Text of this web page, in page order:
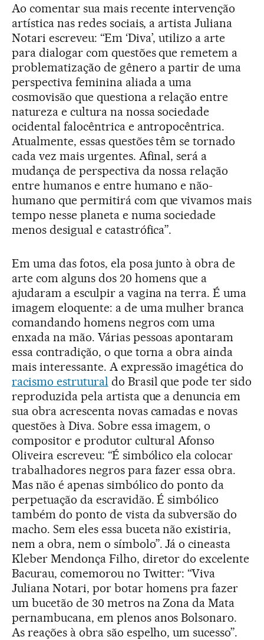
Ao comentar sua mais recente intervenção
artística nas redes sociais, a artista Juliana
Notari escreveu: “Em ‘Diva’, utilizo a arte
para dialogar com questões que remetem a
problematização de gênero a partir de uma
perspectiva feminina aliada a uma
cosmovisão que questiona a relação entre
natureza e cultura na nossa sociedade
ocidental falocêntrica e antropocêntrica.
Atualmente, essas questões têm se tornado
cada vez mais urgentes. Afinal, será a
mudança de perspectiva da nossa relação
entre humanos e entre humano e não-
humano que permitirá com que vivamos mais
tempo nesse planeta e numa sociedade
menos desigual e catastrófica”.
Em uma das fotos, ela posa junto à obra de
arte com alguns dos 20 homens que a
ajudaram a esculpir a vagina na terra. É uma
imagem eloquente: a de uma mulher branca
comandando homens negros com uma
enxada na mão. Várias pessoas apontaram
essa contradição, o que torna a obra ainda
mais interessante. A expressão imagética do
racismo estrutural do Brasil que pode ter sido
reproduzida pela artista que a denuncia em
sua obra acrescenta novas camadas e novas
questões à Diva. Sobre essa imagem, o
compositor e produtor cultural Afonso
Oliveira escreveu: “É simbólico ela colocar
trabalhadores negros para fazer essa obra.
Mas não é apenas simbólico do ponto da
perpetuação da escravidão. É simbólico
também do ponto de vista da subversão do
macho. Sem eles essa buceta não existiria,
nem a obra, nem o símbolo”. Já o cineasta
Kleber Mendonça Filho, diretor do excelente
Bacurau, comemorou no Twitter: “Viva
Juliana Notari, por botar homens pra fazer
um bucetão de 30 metros na Zona da Mata
pernambucana, em plenos anos Bolsonaro.
As reações à obra são espelho, um sucesso”.